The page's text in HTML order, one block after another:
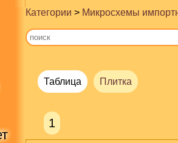
Категории > Микросхемы
Таблица Плитка
1